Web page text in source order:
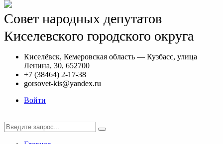
Совет народных депутатов
Киселевского городского округа
Киселёвск, Кемеровская область — Кузбасс, улица
Ленина, 30, 652700
+7 (38464) 2-17-38
gorsovet-kis@yandex.ru
Войти